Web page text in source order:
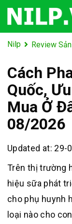
Nilp Review
Cách
Quốc,
Mua Ở
08/2026
Updated at: 29-
Trên thị trường
hiệu sữa phát
cho phụ huynh
loại nào cho